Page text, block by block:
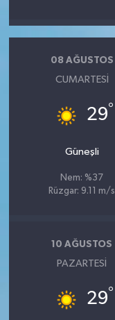
08 AĞUSTOS
CUMARTESI
29°
Güneşli
Nem: %37
Rüzgar: 9.11 m/s
10 AĞUSTOS
PAZARTESI
29°